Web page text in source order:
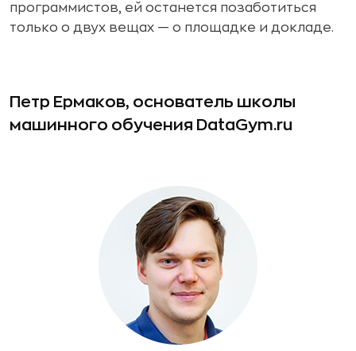
программистов, ей останется позаботиться
только о двух вещах — о площадке и докладе.
Петр Ермаков, основатель школы
машинного обучения DataGym.ru